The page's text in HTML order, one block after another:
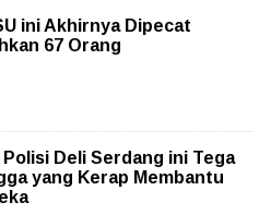
ini Akhirnya Dipecat
67 Orang
Deli Serdang ini Tega
yang Kerap Membantu